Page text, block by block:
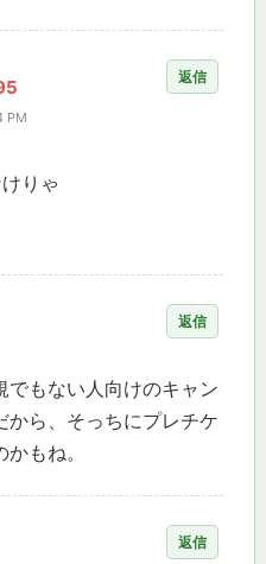
PM
りゃ
返信
でもない人向けのキャン
から、そっちにプレチケ
もね。
返信
返信